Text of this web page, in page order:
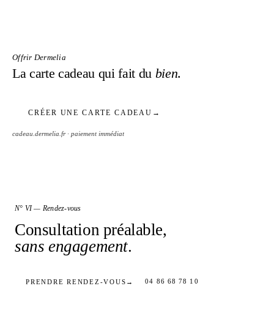
Offrir Dermelia
La carte cadeau qui fait du bien.
CRÉER UNE CARTE CADEAU →
cadeau.dermelia.fr · paiement immédiat
N° VI — Rendez-vous
Consultation préalable,
sans engagement.
PRENDRE RENDEZ-VOUS → 04 86 68 78 10